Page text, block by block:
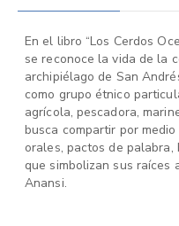
En el libro “Los Cerdos
se reconoce la vida de la
archipiélago de San
como grupo étnico
agrícola, pescadora,
busca compartir por
orales, pactos de
que simbolizan sus raíces
Anansi.